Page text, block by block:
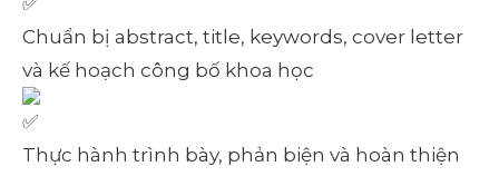
Chuẩn bị abstract, title, keywords, cover letter
và kế hoạch công bố khoa học
Thực hành trình bày, phản biện và hoàn thiện